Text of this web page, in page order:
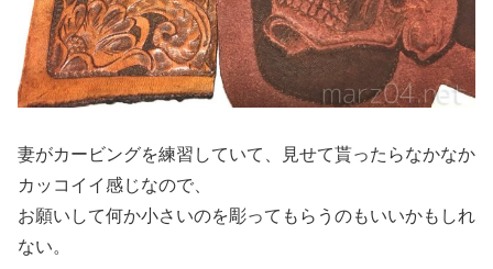
妻がカービングを練習していて、見せて貰ったらなかなか
カッコイイ感じなので、
お願いして何か小さいのを彫ってもらうのもいいかもしれ
ない。